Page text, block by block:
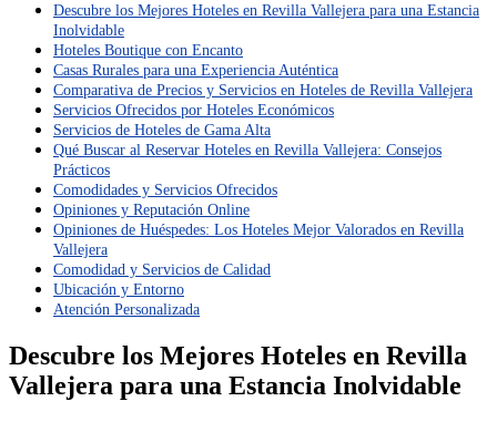
Descubre los Mejores Hoteles en Revilla Vallejera para una Estancia
Inolvidable
Hoteles Boutique con Encanto
Casas Rurales para una Experiencia Auténtica
Comparativa de Precios y Servicios en Hoteles de Revilla Vallejera
Servicios Ofrecidos por Hoteles Económicos
Servicios de Hoteles de Gama Alta
Qué Buscar al Reservar Hoteles en Revilla Vallejera: Consejos
Prácticos
Comodidades y Servicios Ofrecidos
Opiniones y Reputación Online
Opiniones de Huéspedes: Los Hoteles Mejor Valorados en Revilla
Vallejera
Comodidad y Servicios de Calidad
Ubicación y Entorno
Atención Personalizada
Descubre los Mejores Hoteles en Revilla
Vallejera para una Estancia Inolvidable